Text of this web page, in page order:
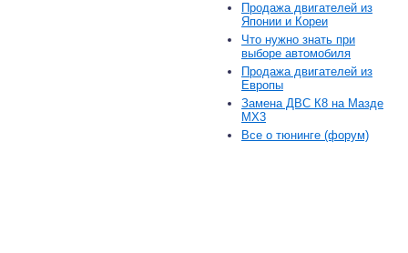
Продажа двигателей из
Японии и Кореи
Что нужно знать при
выборе автомобиля
Продажа двигателей из
Европы
Замена ДВС К8 на Мазде
MX3
Все о тюнинге (форум)